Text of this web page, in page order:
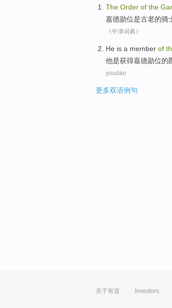
The Order of the
嘉德勋位是古老的骑
《牛津词典》
He is a member of
他是获得嘉德勋位的
youdao
更多双语例句
关于有道 Investors